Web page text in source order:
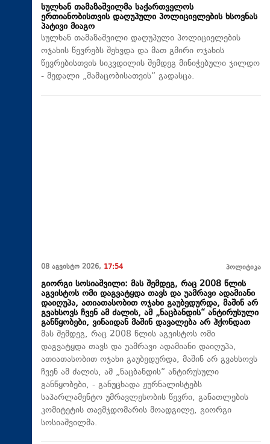
სულხან თამაზაშვილმა საქართველოს
ერთიანობისთვის დაღუპული პოლიციელების ხსოვნას
პატივი მიაგო
სულხან თამაზაშვილი დაღუპული პოლიციელების
ოჯახის წევრებს შეხვდა და მათ გმირი ოჯახის
წევრებისთვის სიკვდილის შემდეგ მინიჭებული ჯილდო
- მედალი „მამაცობისათვის“ გადასცა.
08 აგვისტო 2026, 17:54 პოლიტიკა
გიორგი სოსიაშვილი: მას შემდეგ, რაც 2008 წლის
აგვისტოს ომი დაგვატყდა თავს და უამრავი ადამიანი
დაიღუპა, ათიათასობით ოჯახი გაუბედურდა, მაშინ არ
გვახსოვს ჩვენ ამ ძალის, ამ „ნაცბანდის“ ანტირუსული
განწყობები, ვინაიდან მაშინ დავალება არ ჰქონდათ
მას შემდეგ, რაც 2008 წლის აგვისტოს ომი
დაგვატყდა თავს და უამრავი ადამიანი დაიღუპა,
ათიათასობით ოჯახი გაუბედურდა, მაშინ არ გვახსოვს
ჩვენ ამ ძალის, ამ „ნაცბანდის“ ანტირუსული
განწყობები, - განუცხადა ჟურნალისტებს
საპარლამენტო უმრავლესობის წევრი, განათლების
კომიტეტის თავმჯდომარის მოადგილე, გიორგი
სოსიაშვილმა.